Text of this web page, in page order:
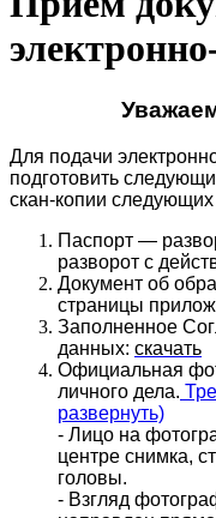
Для подачи
подготовить
скан-копии
Паспорт —
разворот с
Документ об
страницы
Заполненное
данных: скачать
Официальная
личного дела.
развернуть)
- Лицо на
центре снимка,
головы.
- Взгляд